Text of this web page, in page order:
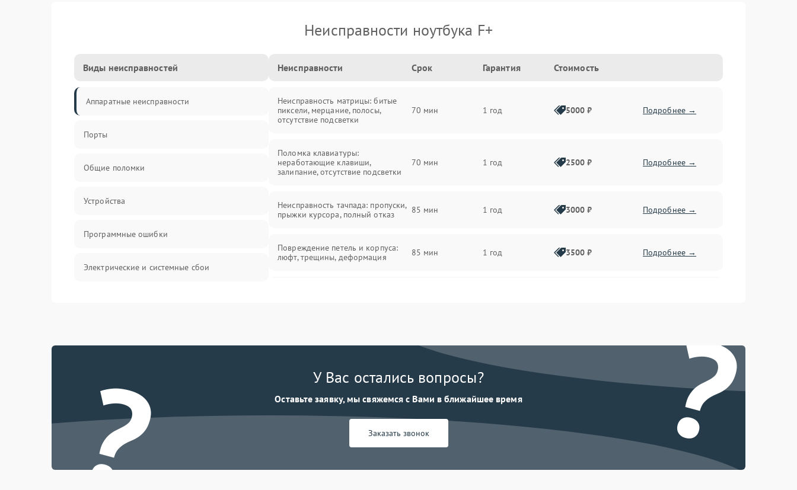
Неисправности ноутбука F+
Виды неисправностей
Аппаратные неисправности
Порты
Общие поломки
Устройства
Программные ошибки
Электрические и системные сбои
Система охлаждения
Неисправности Срок Гарантия Стоимость
Неисправность матрицы: битые
пиксели, мерцание, полосы,
отсутствие подсветки
70 мин 1 год 5000 ₽ Подробнее →
Поломка клавиатуры:
неработающие клавиши,
залипание, отсутствие подсветки
70 мин 1 год 2500 ₽ Подробнее →
Неисправность тачпада: пропуски,
прыжки курсора, полный отказ
85 мин 1 год 3000 ₽ Подробнее →
Повреждение петель и корпуса:
люфт, трещины, деформация
85 мин 1 год 3500 ₽ Подробнее →
85 мин 1 год 2000 ₽ Подробнее →
Перегрев из‑за пыли, износа
термопасты или неисправности
кулера
75 мин Подробнее →
Выход из строя SSD или HDD:
медленная загрузка, ошибки
80 мин Подробнее →
? ?
У Вас остались вопросы?
Оставьте заявку, мы свяжемся с Вами в ближайшее время
Заказать звонок